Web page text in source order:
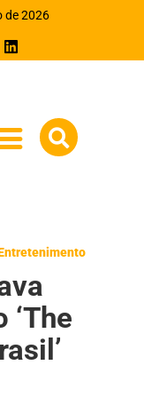
de 2026